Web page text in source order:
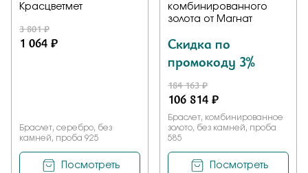
Красцветмет
3 801 ₽
1 064 ₽
Браслет, серебро, без
камней, проба 925
Посмотреть
комбинированного
золота от Магнат
Скидка по
промокоду 3%
184 163 ₽
106 814 ₽
Браслет, комбинированное
золото, без камней, проба
585
Посмотреть